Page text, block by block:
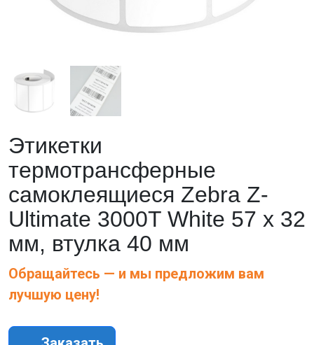
Этикетки
термотрансферные
самоклеящиеся Zebra Z-
Ultimate 3000T White 57 x 32
мм, втулка 40 мм
Обращайтесь — и мы предложим вам
лучшую цену!